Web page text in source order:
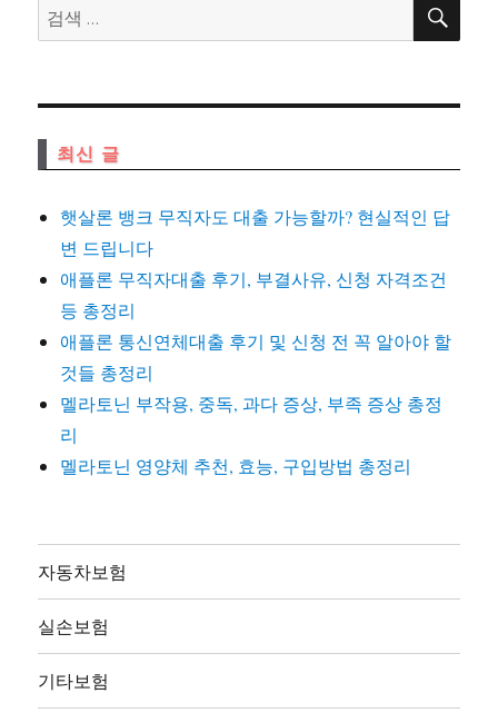
검
색:
최신 글
햇살론 뱅크 무직자도 대출 가능할까? 현실적인 답
변 드립니다
애플론 무직자대출 후기, 부결사유, 신청 자격조건
등 총정리
애플론 통신연체대출 후기 및 신청 전 꼭 알아야 할
것들 총정리
멜라토닌 부작용, 중독, 과다 증상, 부족 증상 총정
리
멜라토닌 영양체 추천, 효능, 구입방법 총정리
자동차보험
실손보험
기타보험